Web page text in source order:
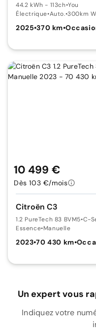
44.2 kWh - 113ch•You
Électrique•Auto.•300km
2025•370 km•
Citroën C3
1.2 PureTech 83 BVM5•C-
Essence•Manuelle
2023•70 430 km•
10 499 €
Dès 103 €/mois
Un expert vous
Indiquez votre